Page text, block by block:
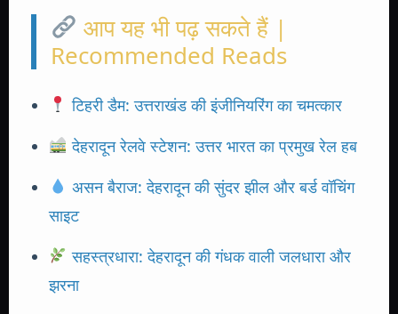
आप यह भी पढ़ सकते हैं |
Recommended Reads
टिहरी डैम: उत्तराखंड की इंजीनियरिंग का चमत्कार
देहरादून रेलवे स्टेशन: उत्तर भारत का प्रमुख रेल हब
असन बैराज: देहरादून की सुंदर झील और बर्ड वॉचिंग
साइट
सहस्त्रधारा: देहरादून की गंधक वाली जलधारा और
झरना